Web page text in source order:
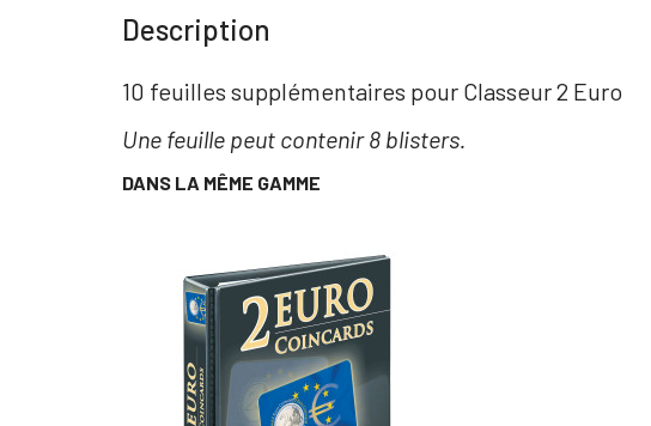
Description
10 feuilles supplémentaires pour Classeur 2 Euro
Une feuille peut contenir 8 blisters.
DANS LA MÊME GAMME